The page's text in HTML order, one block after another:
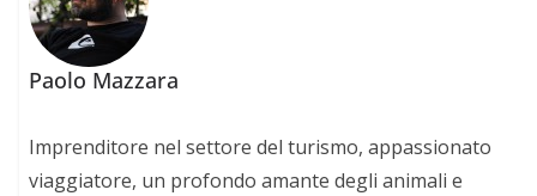
Paolo Mazzara
Imprenditore nel settore del turismo, appassionato
viaggiatore, un profondo amante degli animali e